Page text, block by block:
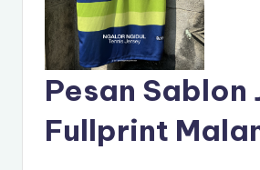
Pesan Sablon
Fullprint